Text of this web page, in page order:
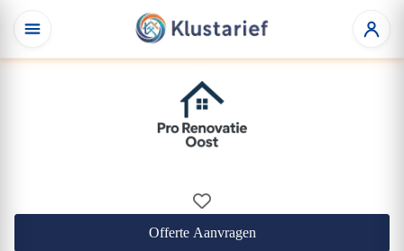
Offerte Aanvragen